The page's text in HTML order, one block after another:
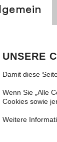
UNSERE
Damit diese
Wenn Sie „Alle
Cookies sowie
Weitere